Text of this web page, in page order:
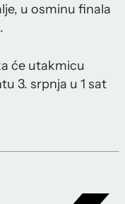
u osminu finala
će utakmicu
3. srpnja u 1 sat